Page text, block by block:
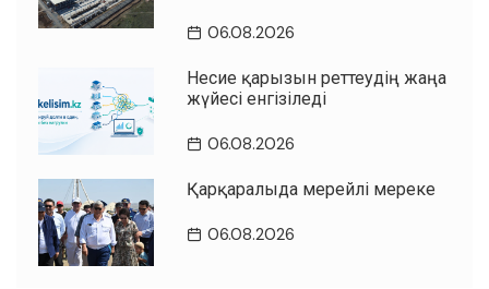
06.08.2026
Несие қарызын реттеудің жаңа
жүйесі енгізіледі
06.08.2026
Қарқаралыда мерейлі мереке
06.08.2026